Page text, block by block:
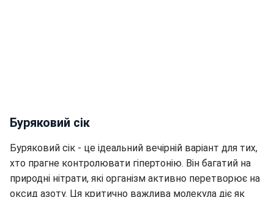
Буряковий сік
Буряковий сік - це ідеальний вечірній варіант для тих,
хто прагне контролювати гіпертонію. Він багатий на
природні нітрати, які організм активно перетворює на
оксид азоту. Ця критично важлива молекула діє як